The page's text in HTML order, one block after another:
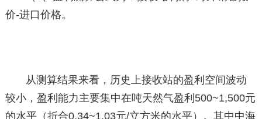
价-进口价格。
从测算结果来看，历史上接收站的盈利空间波动
较小，盈利能力主要集中在吨天然气盈利500~1,500元
的水平（折合0.34~1.03元/立方米的水平）。其中中海